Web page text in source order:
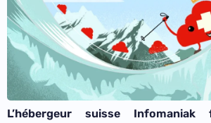
L’hébergeur suisse